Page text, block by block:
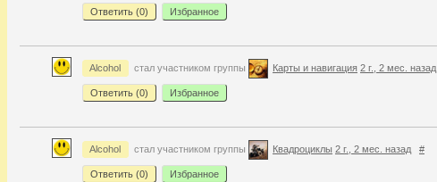
Ответить (0) Избранное
Alcohol стал участником группы Карты и навигация 2 г., 2 мес. назад
Ответить (0) Избранное
Alcohol стал участником группы Квадроциклы 2 г., 2 мес. назад #
Ответить (0) Избранное